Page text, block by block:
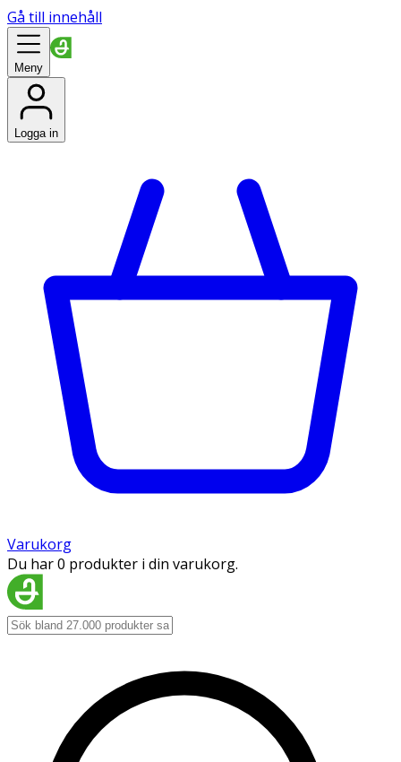
Gå till innehåll
Meny
Logga in
Varukorg
Du har 0 produkter i din varukorg.